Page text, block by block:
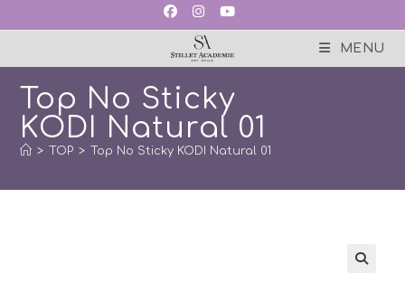
MENU
Top No Sticky
KODI Natural 01
> TOP > Top No Sticky KODI Natural 01